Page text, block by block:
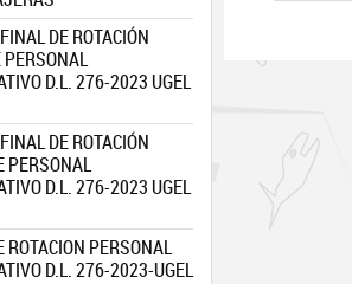
DE ROTACIÓN
D.L. 276-2023 UGEL
DE ROTACIÓN
PERSONAL
D.L. 276-2023 UGEL
ROTACION PERSONAL
D.L. 276-2023-UGEL